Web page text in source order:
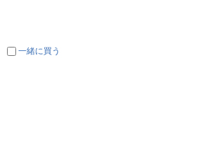
一緒に買う